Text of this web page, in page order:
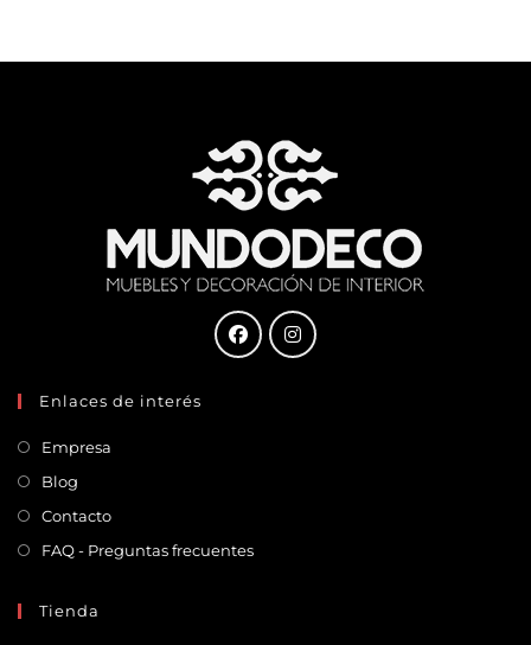
Enlaces de interés
Empresa
Blog
Contacto
FAQ - Preguntas frecuentes
Tienda